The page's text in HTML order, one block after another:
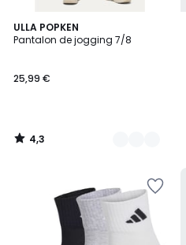
ULLA POPKEN
Pantalon de jogging 7/8
25,99 €
4,3
/ 5
4
Couleurs
4,3
/